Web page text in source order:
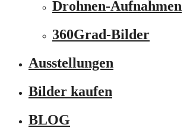
Drohnen-Aufnahmen
360Grad-Bilder
Ausstellungen
Bilder kaufen
BLOG